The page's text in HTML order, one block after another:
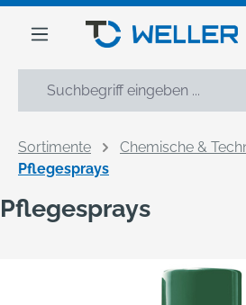
springen
Sortimente
Chemische &
Pflegesprays
Pflegesprays